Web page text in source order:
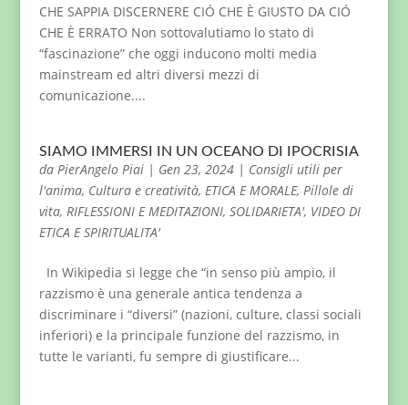
CHE SAPPIA DISCERNERE CIÓ CHE È GIUSTO DA CIÓ
CHE È ERRATO Non sottovalutiamo lo stato di
“fascinazione” che oggi inducono molti media
mainstream ed altri diversi mezzi di
comunicazione....
SIAMO IMMERSI IN UN OCEANO DI IPOCRISIA
da PierAngelo Piai| Gen 23, 2024| Consigli utili per
l'anima, Cultura e creatività, ETICA E MORALE, Pillole di
vita, RIFLESSIONI E MEDITAZIONI, SOLIDARIETA', VIDEO DI
ETICA E SPIRITUALITA'
In Wikipedia si legge che “in senso più ampio, il
razzismo è una generale antica tendenza a
discriminare i “diversi” (nazioni, culture, classi sociali
inferiori) e la principale funzione del razzismo, in
tutte le varianti, fu sempre di giustificare...